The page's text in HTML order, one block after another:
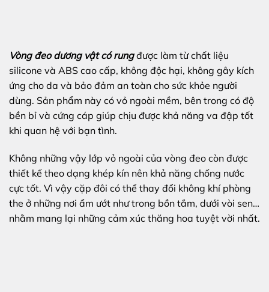
Vòng đeo dương vật có rungđược làm từ chất liệu
silicone và ABS cao cấp, không độc hại, không gây kích
ứng cho da và bảo đảm an toàn cho sức khỏe người
dùng. Sản phẩm này có vỏ ngoài mềm, bên trong có độ
bền bỉ và cứng cáp giúp chịu được khả năng va đập tốt
khi quan hệ với bạn tình.
Không những vậy lớp vỏ ngoài của vòng đeo còn được
thiết kế theo dạng khép kín nên khả năng chống nước
cực tốt. Vì vậy cặp đôi có thể thay đổi không khí phòng
the ở những nơi ẩm ướt như trong bồn tắm, dưới vòi sen…
nhằm mang lại những cảm xúc thăng hoa tuyệt vời nhất.